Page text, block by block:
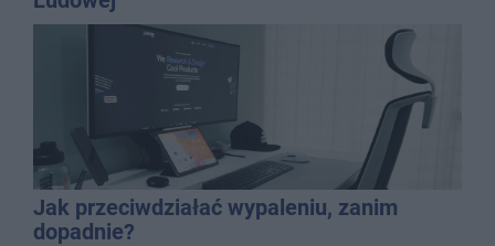
Jak przeciwdziałać wypaleniu, zanim
dopadnie?